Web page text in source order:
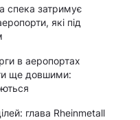
спека затримує
які під
в аеропортах
ще довшими:
глава Rheinmetall